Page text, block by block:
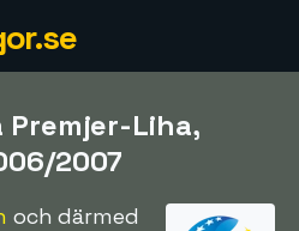
Liha,
2007
och därmed